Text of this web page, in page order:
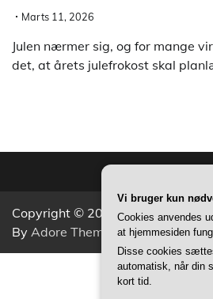
Marts 11, 2026
Julen nærmer sig, og for mange
det, at årets julefrokost skal
Copyright © 2026Aktivitets Nyt
By Adore Themes .
CVR
Vi bruger kun
Cookies anvendes
at hjemmesiden
Disse cookies
automatisk, når din
kort tid.